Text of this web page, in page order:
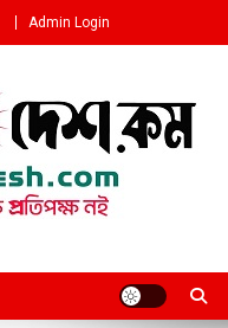
Admin Login